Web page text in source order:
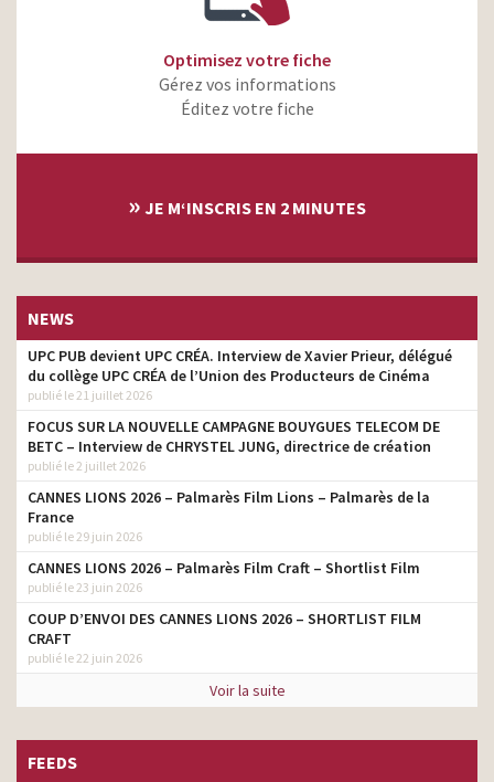
Optimisez votre fiche
Gérez vos informations
Éditez votre fiche
» JE M‘INSCRIS EN 2 MINUTES
NEWS
UPC PUB devient UPC CRÉA. Interview de Xavier Prieur, délégué
du collège UPC CRÉA de l’Union des Producteurs de Cinéma
publié le 21 juillet 2026
FOCUS SUR LA NOUVELLE CAMPAGNE BOUYGUES TELECOM DE
BETC – Interview de CHRYSTEL JUNG, directrice de création
publié le 2 juillet 2026
CANNES LIONS 2026 – Palmarès Film Lions – Palmarès de la
France
publié le 29 juin 2026
CANNES LIONS 2026 – Palmarès Film Craft – Shortlist Film
publié le 23 juin 2026
COUP D’ENVOI DES CANNES LIONS 2026 – SHORTLIST FILM
CRAFT
publié le 22 juin 2026
Voir la suite
FEEDS